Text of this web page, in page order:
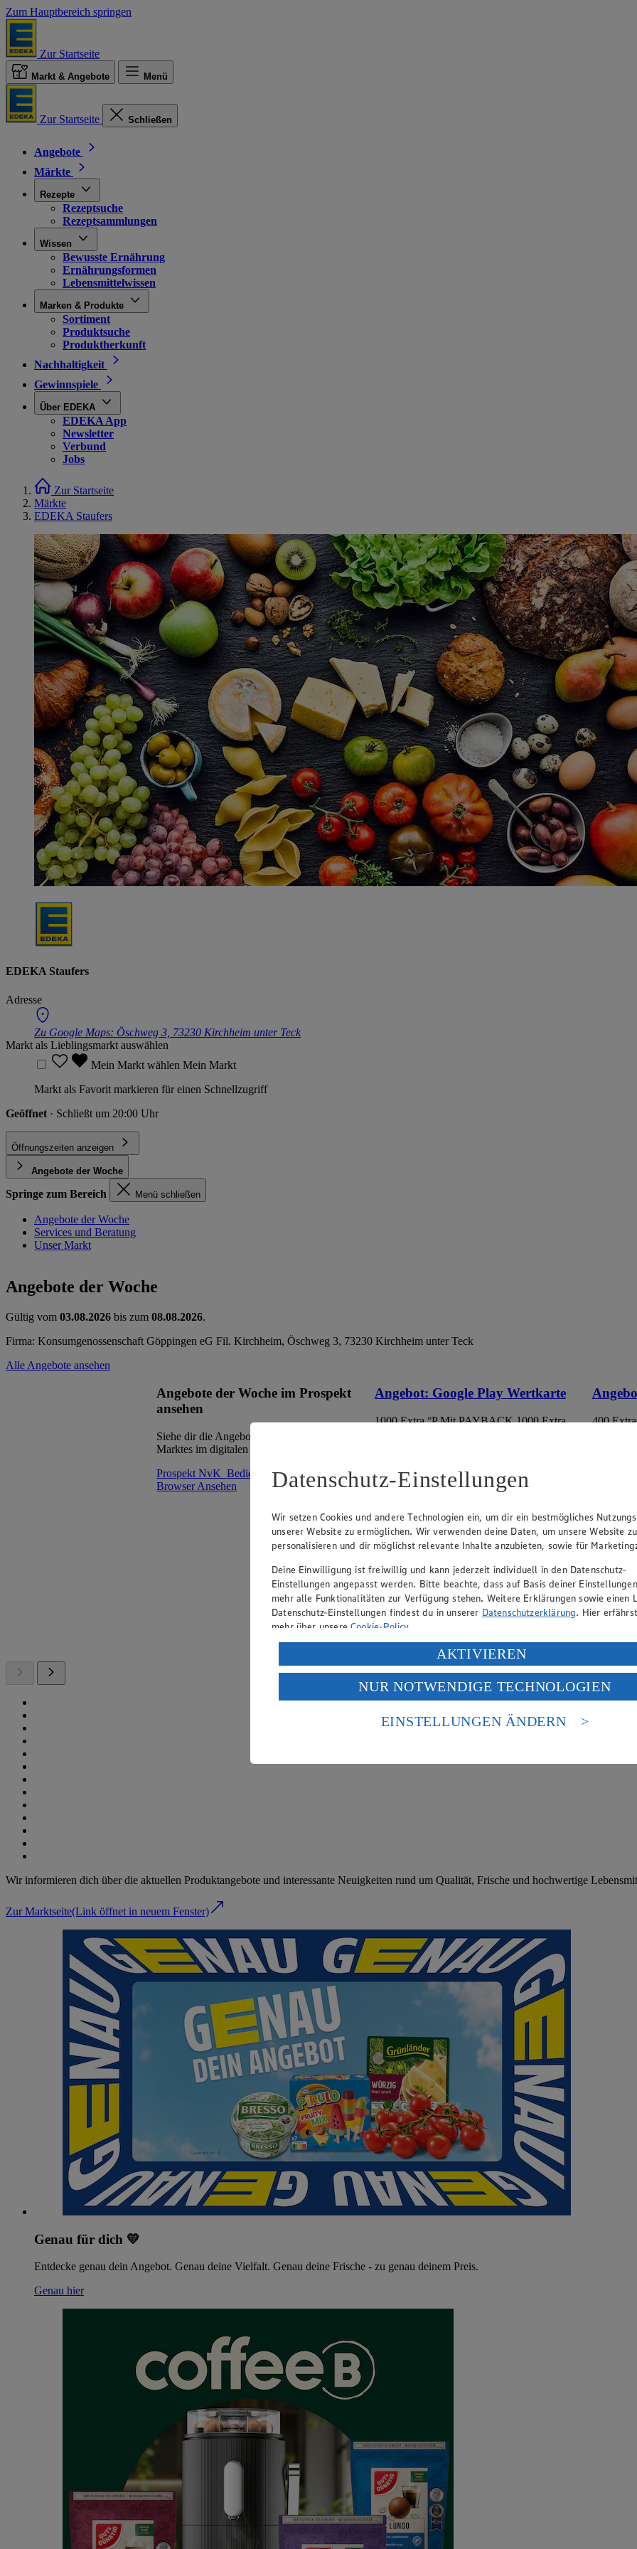
Zum Hauptbereich springen
Zur Startseite
Markt & Angebote Menü
Zur Startseite Schließen
Angebote
Märkte
Rezepte
Rezeptsuche
Rezeptsammlungen
Wissen
Bewusste Ernährung
Ernährungsformen
Lebensmittelwissen
Marken & Produkte
Sortiment
Produktsuche
Produktherkunft
Nachhaltigkeit
Gewinnspiele
Über EDEKA
EDEKA App
Newsletter
Verbund
Jobs
Zur Startseite
Märkte
EDEKA Staufers
EDEKA Staufers
Adresse
Zu Google Maps: Öschweg 3, 73230 Kirchheim unter Teck
Markt als Lieblingsmarkt auswählen
Mein Markt wählen Mein Markt
Markt als Favorit markieren für einen Schnellzugriff
Geöffnet · Schließt um 20:00 Uhr
Öffnungszeiten anzeigen
Angebote der Woche
Springe zum Bereich Menü schließen
Angebote der Woche
Services und Beratung
Unser Markt
Angebote der Woche
Gültig vom 03.08.2026 bis zum 08.08.2026.
Firma: Konsumgenossenschaft Göppingen eG Fil. Kirchheim, Öschweg 3, 73230 Kirchheim unter Teck
Alle Angebote ansehen
Angebote der Woche im Prospekt
ansehen
Siehe dir die Angebote der Woche deines
Marktes im digitalen Blätterkatalog an.
Prospekt NvK_Bedienung_Geb_17 im
BrowserAnsehen
Angebot: Google Play Wertkarte
1000 Extra °P Mit PAYBACK 1000 Extra
• Nur in teilnehmenden Märkten erhältlich
400 Extra
• Nur in
Wir informieren dich über die aktuellen Produktangebote und interessante Neuigkeiten rund um Qualität, Frische und hochwertige
Zur Marktseite(Link öffnet in neuem Fenster)
Genau für dich 💛
Entdecke genau dein Angebot. Genau deine Vielfalt. Genau deine Frische - zu genau deinem Preis.
Genau hier
Datenschutz-Einstellungen
Wir setzen Cookies und andere Technologien ein, um dir ein bestmögliches
unserer Website zu ermöglichen. Wir verwenden deine Daten, um unsere Website zu
personalisieren und dir möglichst relevante Inhalte anzubieten, sowie für
Deine Einwilligung ist freiwillig und kann jederzeit individuell in den Datenschutz-
Einstellungen angepasst werden. Bitte beachte, dass auf Basis deiner
mehr alle Funktionalitäten zur Verfügung stehen. Weitere Erklärungen sowie einen
Datenschutz-Einstellungen findest du in unserer Datenschutzerklärung. Hier
mehr über unsereCookie-Policy.
Verarbeitung deiner personenbezogenen Daten in den USA durch Facebook und
Wenn du auf „Aktivieren“ klickst, willigst du im Sinne des Art. 49 Abs. 1 Satz 1 lit.
ein, dass deine Daten in den USA verarbeitet werden. Der EuGH sieht die USA als
einem nach europäischen Standards nicht angemessenen Datenschutzniveau an. Es
Risiko eines Zugriffs durch US-amerikanische Behörden.
AKTIVIEREN
NUR NOTWENDIGE TECHNOLOGIEN
EINSTELLUNGEN ÄNDERN